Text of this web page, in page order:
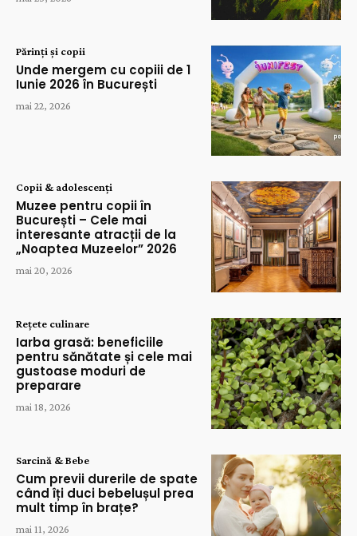
Părinți și copii
Unde mergem cu copiii de 1
Iunie 2026 în București
mai 22, 2026
Copii & adolescenți
Muzee pentru copii în
București – Cele mai
interesante atracții de la
„Noaptea Muzeelor” 2026
mai 20, 2026
Rețete culinare
Iarba grasă: beneficiile
pentru sănătate și cele mai
gustoase moduri de
preparare
mai 18, 2026
Sarcină & Bebe
Cum previi durerile de spate
când îți duci bebelușul prea
mult timp în brațe?
mai 11, 2026